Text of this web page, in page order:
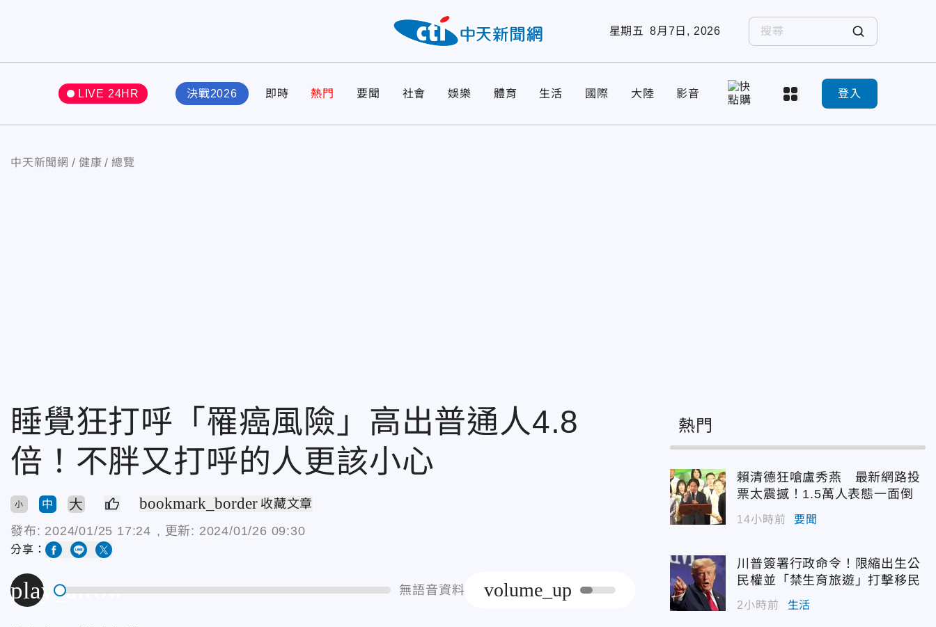
星期五 8月7日, 2026
LIVE 24HR 決戰2026 即時 熱門 要聞 社會 娛樂 體育 生活 國際 大陸 影音 登入
中天新聞網 健康 總覽
睡覺狂打呼「罹癌風險」高出普通人4.8
倍！不胖又打呼的人更該小心
小 中 大 bookmark_border 收藏文章
發布: 2024/01/25 17:24 , 更新: 2024/01/26 09:30
分享：
play_arrow 無語音資料 volume_up
熱門
賴清德狂嗆盧秀燕 最新網路投
票太震撼！1.5萬人表態一面倒
14小時前 要聞
川普簽署行政命令！限縮出生公
民權並「禁生育旅遊」打擊移民
2小時前 生活